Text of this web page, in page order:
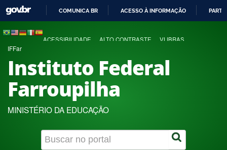
COMUNICA BR ACESSO À INFORMAÇÃO
ACESSIBILIDADE ALTO CONTRASTE VLIBRAS
IFFar
Instituto Federal
Farroupilha
MINISTÉRIO DA EDUCAÇÃO